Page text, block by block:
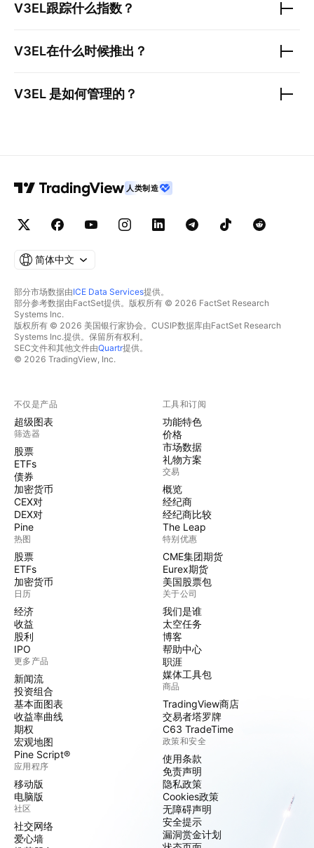
V3EL跟踪什么指数？
V3EL在什么时候推出？
V3EL 是如何管理的？
人类制造
简体中文
部分市场数据由ICE Data Services提供。
部分参考数据由FactSet提供。版权所有 © 2026 FactSet Research
Systems Inc.
版权所有 © 2026 美国银行家协会。CUSIP数据库由FactSet Research
Systems Inc.提供。保留所有权利。
SEC文件和其他文件由Quartr提供。
© 2026 TradingView, Inc.
不仅是产品
超级图表
筛选器
股票
ETFs
债券
加密货币
CEX对
DEX对
Pine
热图
股票
ETFs
加密货币
日历
经济
收益
股利
IPO
更多产品
新闻流
投资组合
基本面图表
收益率曲线
期权
宏观地图
Pine Script®
应用程序
移动版
电脑版
社区
社交网络
爱心墙
工具和订阅
功能特色
价格
市场数据
礼物方案
交易
概览
经纪商
经纪商比较
The Leap
特别优惠
CME集团期货
Eurex期货
美国股票包
关于公司
我们是谁
太空任务
博客
帮助中心
职涯
媒体工具包
商品
TradingView商店
交易者塔罗牌
C63 TradeTime
政策和安全
使用条款
免责声明
隐私政策
Cookies政策
无障碍声明
安全提示
漏洞赏金计划